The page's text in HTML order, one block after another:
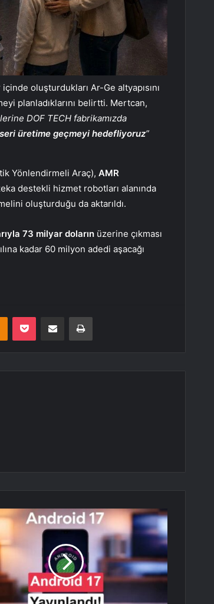
içinde oluşturdukları Ar-Ge altyapısını
planladıklarını belirtti. Mertcan,
DOF TECH fabrikamızda
seri üretime geçmeyi hedefliyoruz”
Yönlendirmeli Araç), AMR
destekli hizmet robotları alanında
oluşturduğu da aktarıldı.
73 milyar doların üzerine çıkması
kadar 60 milyon adedi aşacağı
Odnoklassniki
Pocket E-Posta ile paylaş Yazdır